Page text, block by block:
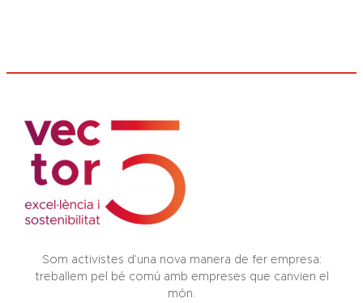
Som activistes d’una nova manera de fer empresa:
treballem pel bé comú amb empreses que canvien el
món.